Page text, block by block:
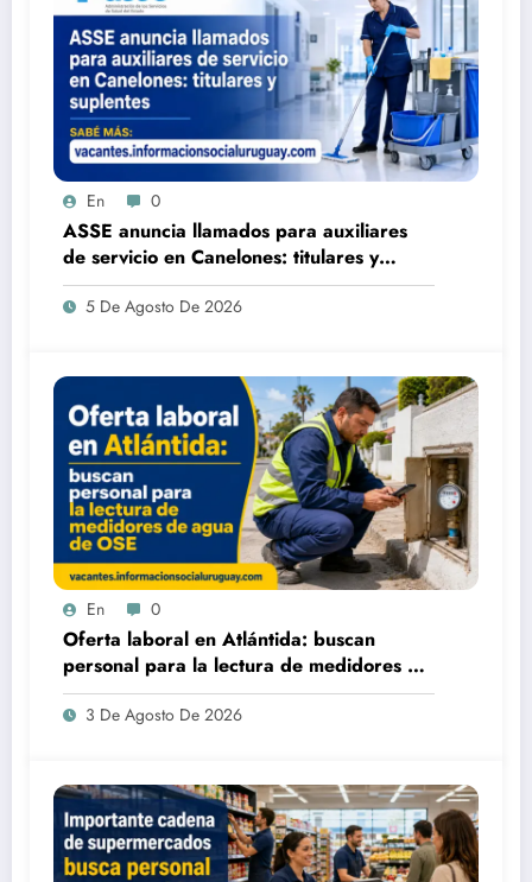
En 0
ASSE anuncia llamados para auxiliares
de servicio en Canelones: titulares y
suplentes
5 De Agosto De 2026
En 0
Oferta laboral en Atlántida: buscan
personal para la lectura de medidores de
agua de OSE
3 De Agosto De 2026